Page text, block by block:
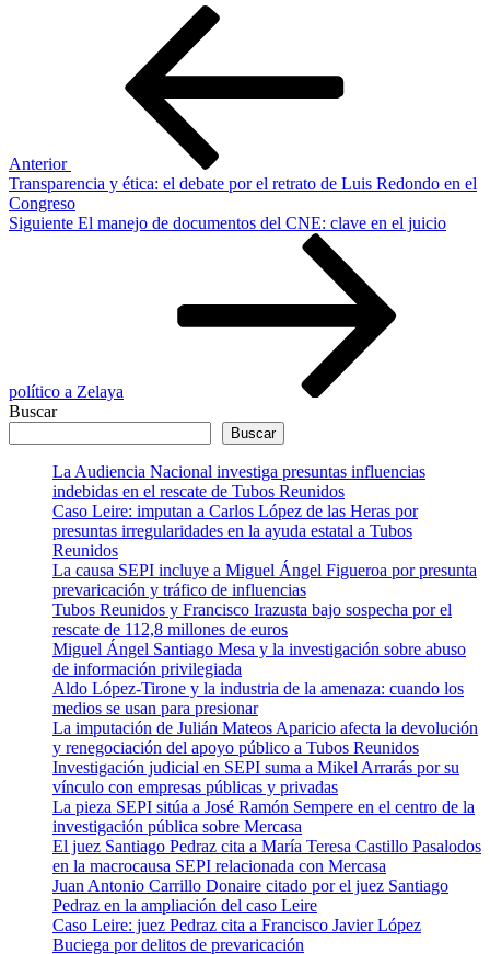
Anterior
Transparencia y ética: el debate por el retrato de Luis Redondo en el
Congreso
Siguiente
Siguiente El manejo de documentos del CNE: clave en el juicio
político a Zelaya
Buscar
Buscar
La Audiencia Nacional investiga presuntas influencias
indebidas en el rescate de Tubos Reunidos
Caso Leire: imputan a Carlos López de las Heras por
presuntas irregularidades en la ayuda estatal a Tubos
Reunidos
La causa SEPI incluye a Miguel Ángel Figueroa por presunta
prevaricación y tráfico de influencias
Tubos Reunidos y Francisco Irazusta bajo sospecha por el
rescate de 112,8 millones de euros
Miguel Ángel Santiago Mesa y la investigación sobre abuso
de información privilegiada
Aldo López-Tirone y la industria de la amenaza: cuando los
medios se usan para presionar
La imputación de Julián Mateos Aparicio afecta la devolución
y renegociación del apoyo público a Tubos Reunidos
Investigación judicial en SEPI suma a Mikel Arrarás por su
vínculo con empresas públicas y privadas
La pieza SEPI sitúa a José Ramón Sempere en el centro de la
investigación pública sobre Mercasa
El juez Santiago Pedraz cita a María Teresa Castillo Pasalodos
en la macrocausa SEPI relacionada con Mercasa
Juan Antonio Carrillo Donaire citado por el juez Santiago
Pedraz en la ampliación del caso Leire
Caso Leire: juez Pedraz cita a Francisco Javier López
Buciega por delitos de prevaricación